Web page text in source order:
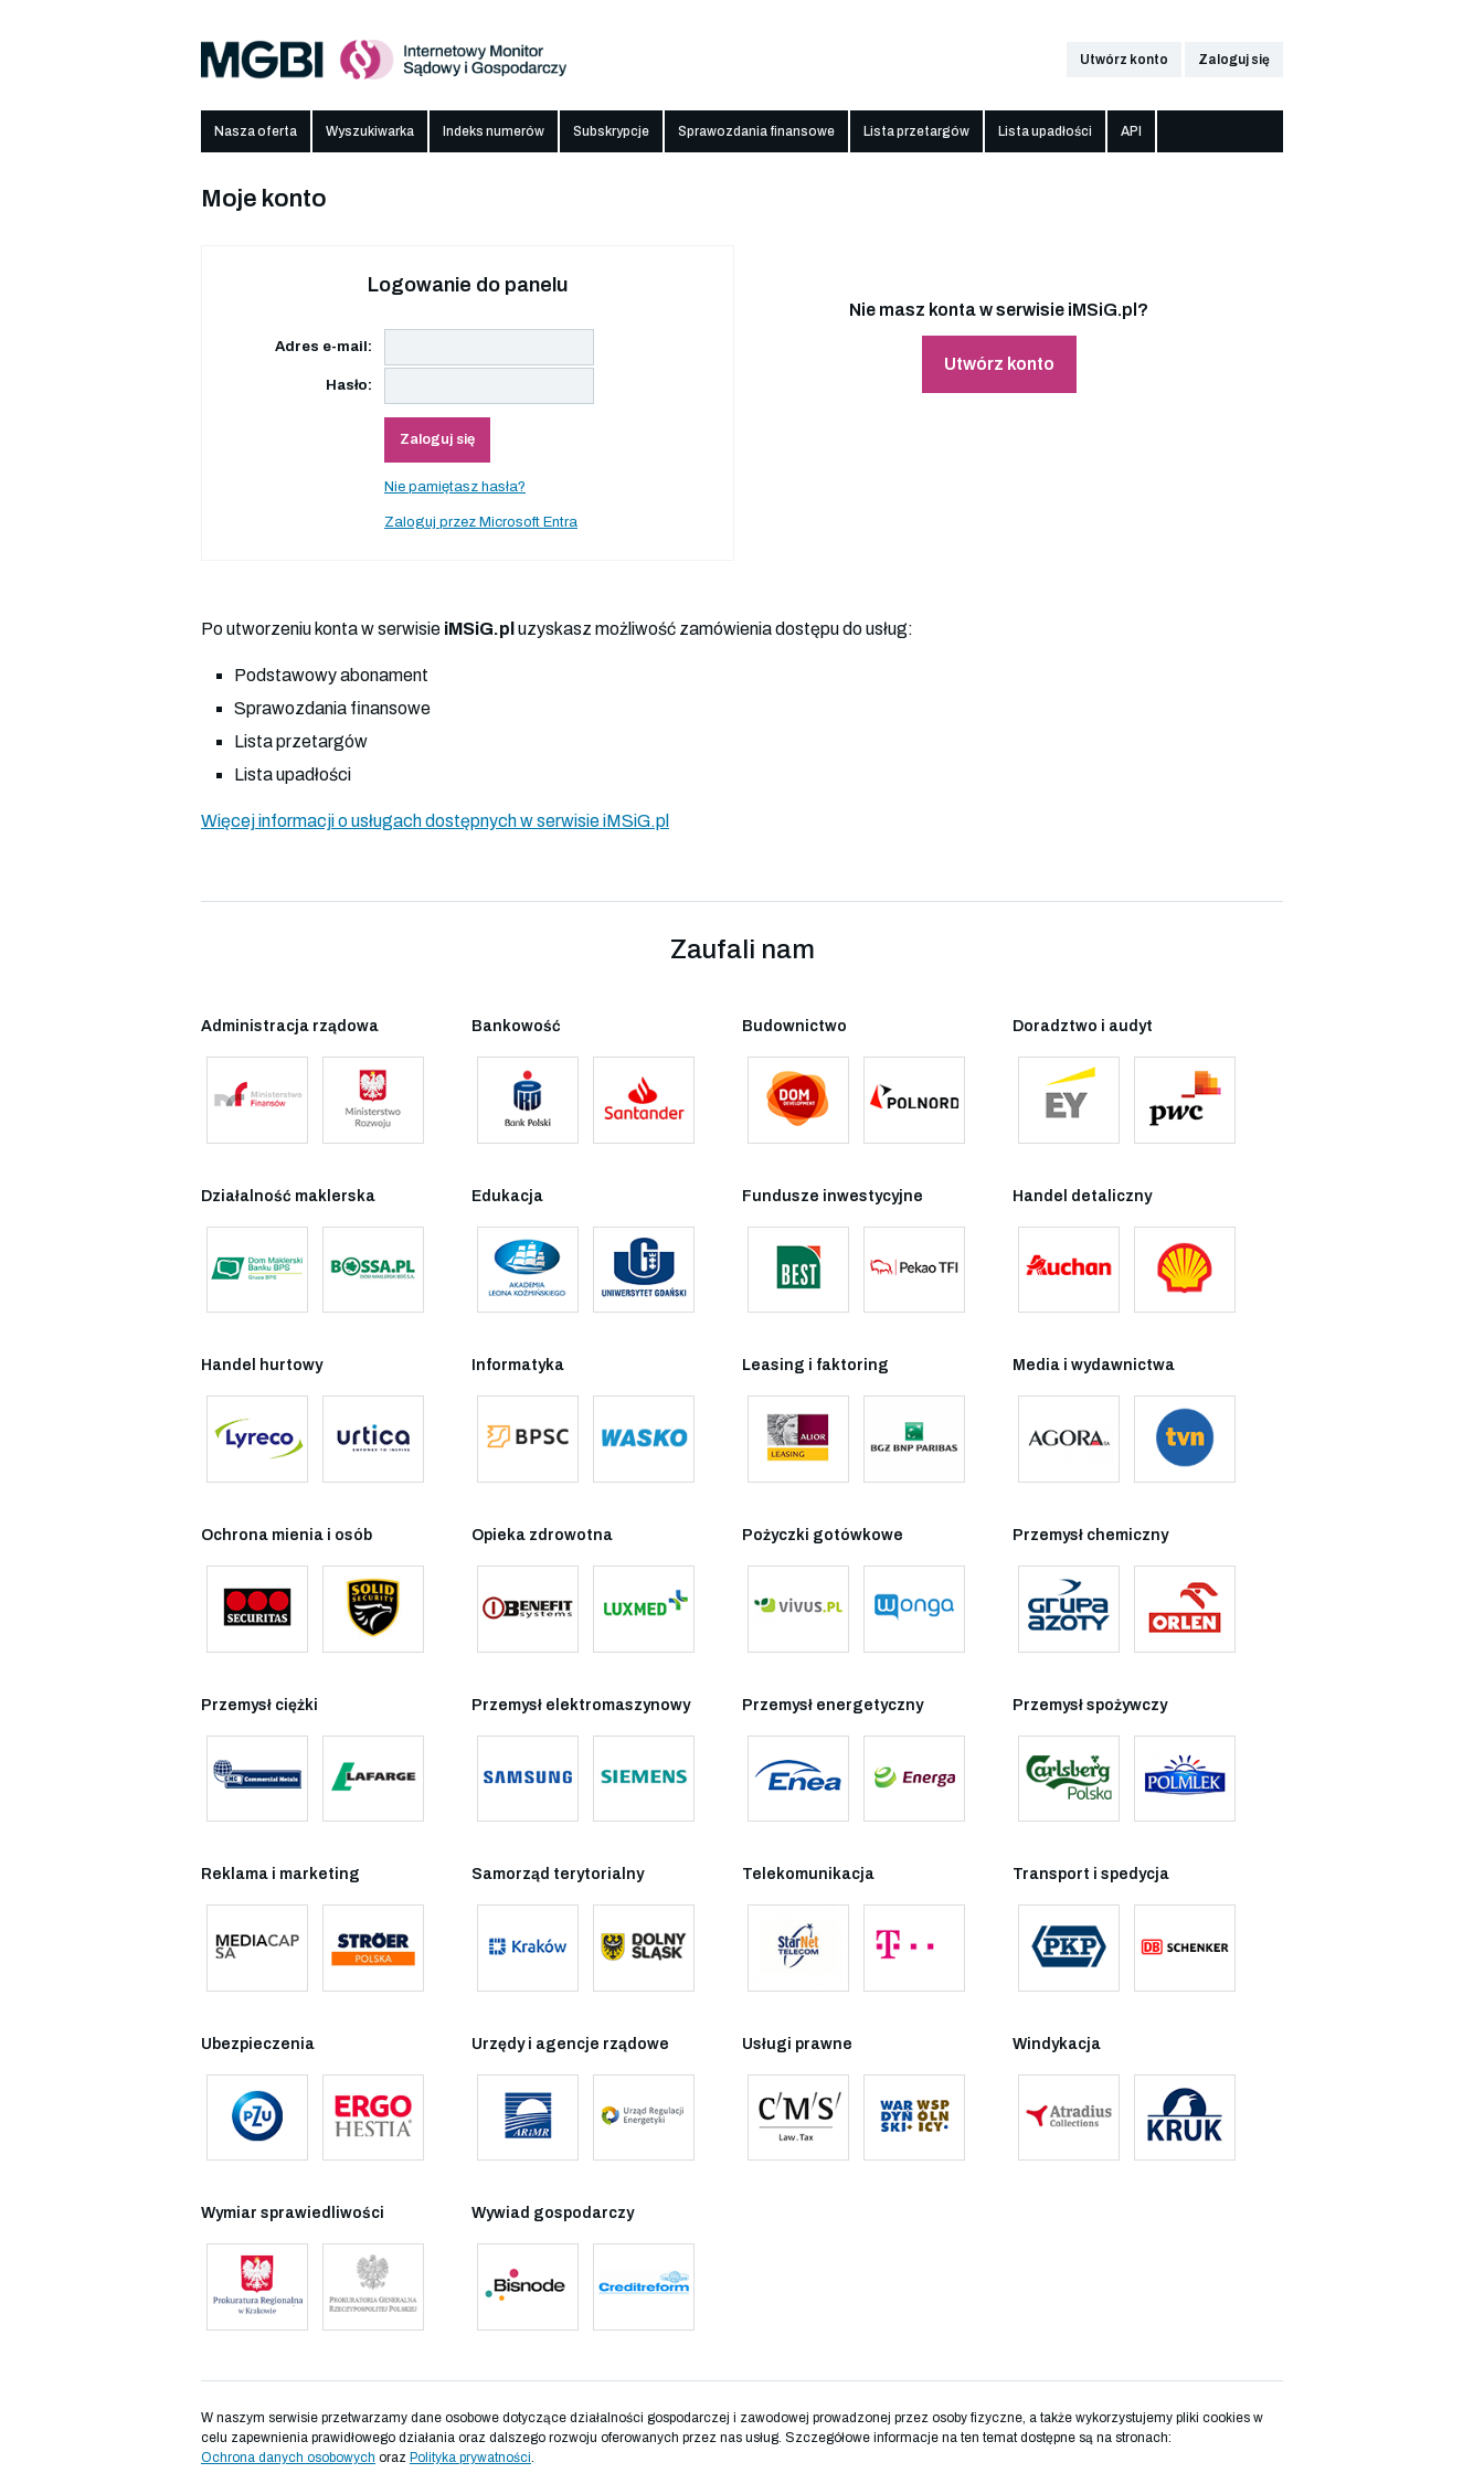
Utwórz konto Zaloguj się
Nasza oferta Wyszukiwarka Indeks numerów Subskrypcje Sprawozdania finansowe Lista przetargów Lista upadłości API
Moje konto
Logowanie do panelu
Adres e-mail:
Hasło:
Zaloguj się
Nie pamiętasz hasła?
Zaloguj przez Microsoft Entra
Nie masz konta w serwisie iMSiG.pl?
Utwórz konto
Po utworzeniu konta w serwisie iMSiG.pl uzyskasz możliwość zamówienia dostępu do usług:
Podstawowy abonament
Sprawozdania finansowe
Lista przetargów
Lista upadłości
Więcej informacji o usługach dostępnych w serwisie iMSiG.pl
Zaufali nam
Administracja rządowa Bankowość Budownictwo Doradztwo i audyt
Działalność maklerska Edukacja Fundusze inwestycyjne Handel detaliczny
Handel hurtowy Informatyka Leasing i faktoring Media i wydawnictwa
Ochrona mienia i osób Opieka zdrowotna Pożyczki gotówkowe Przemysł chemiczny
Przemysł ciężki Przemysł elektromaszynowy Przemysł energetyczny Przemysł spożywczy
Reklama i marketing Samorząd terytorialny Telekomunikacja Transport i spedycja
Ubezpieczenia Urzędy i agencje rządowe Usługi prawne Windykacja
Wymiar sprawiedliwości Wywiad gospodarczy
W naszym serwisie przetwarzamy dane osobowe dotyczące działalności gospodarczej i zawodowej prowadzonej przez osoby fizyczne, a także wykorzystujemy pliki cookies w
celu zapewnienia prawidłowego działania oraz dalszego rozwoju oferowanych przez nas usług. Szczegółowe informacje na ten temat dostępne są na stronach:
Ochrona danych osobowych oraz Polityka prywatności.